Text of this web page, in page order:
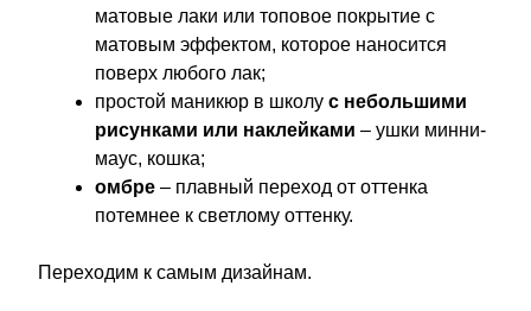
матовые лаки или топовое покрытие с
матовым эффектом, которое наносится
поверх любого лак;
простой маникюр в школу с небольшими
рисунками или наклейками – ушки минни-
маус, кошка;
омбре – плавный переход от оттенка
потемнее к светлому оттенку.
Переходим к самым дизайнам.